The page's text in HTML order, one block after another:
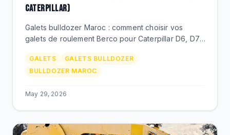
CATERPILLAR)
Galets bulldozer Maroc : comment choisir vos
galets de roulement Berco pour Caterpillar D6, D7,
MAD, duree de vie phosphate et carrieres.
GALETS
GALETS BULLDOZER
BULLDOZER MAROC
May 29, 2026